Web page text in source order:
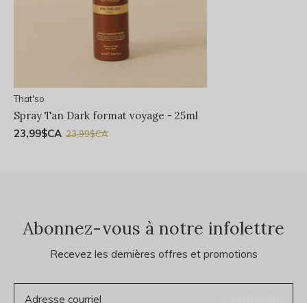
That'so
Spray Tan Dark format voyage - 25ml
23,99$CA 23,99$CA
Abonnez-vous à notre infolettre
Recevez les dernières offres et promotions